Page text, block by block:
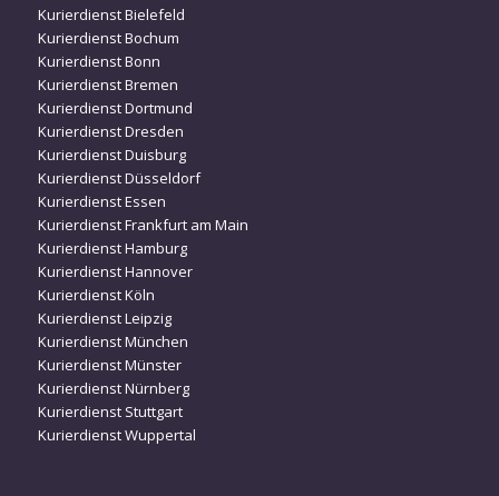
Kurierdienst Bielefeld
Kurierdienst Bochum
Kurierdienst Bonn
Kurierdienst Bremen
Kurierdienst Dortmund
Kurierdienst Dresden
Kurierdienst Duisburg
Kurierdienst Düsseldorf
Kurierdienst Essen
Kurierdienst Frankfurt am Main
Kurierdienst Hamburg
Kurierdienst Hannover
Kurierdienst Köln
Kurierdienst Leipzig
Kurierdienst München
Kurierdienst Münster
Kurierdienst Nürnberg
Kurierdienst Stuttgart
Kurierdienst Wuppertal